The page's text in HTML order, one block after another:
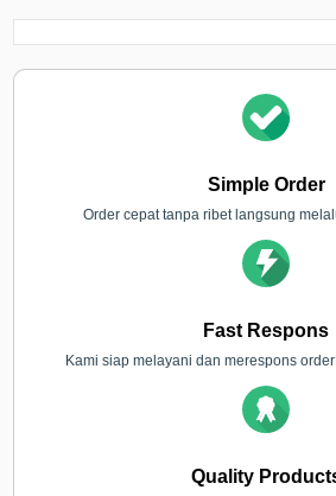
Simple Order
Order cepat tanpa ribet langsung
Fast Respons
Kami siap melayani dan merespons
Quality